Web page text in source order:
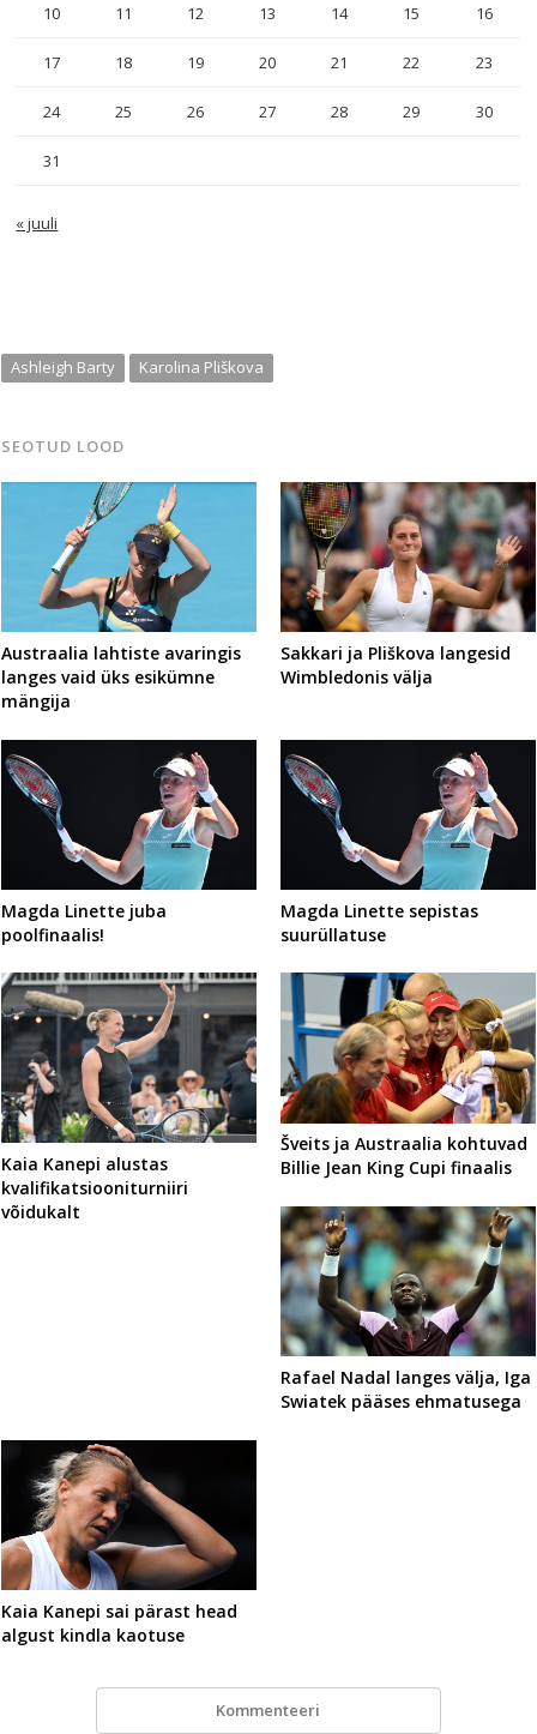
10 11 12 13 14 15 16
17 18 19 20 21 22 23
24 25 26 27 28 29 30
31
« juuli
Ashleigh Barty Karolina Pliškova
SEOTUD LOOD
Austraalia lahtiste avaringis
langes vaid üks esikümne
mängija
Sakkari ja Pliškova langesid
Wimbledonis välja
Magda Linette juba
poolfinaalis!
Magda Linette sepistas
suurüllatuse
Kaia Kanepi alustas
kvalifikatsiooniturniiri
võidukalt
Šveits ja Austraalia kohtuvad
Billie Jean King Cupi finaalis
Rafael Nadal langes välja, Iga
Swiatek pääses ehmatusega
Kaia Kanepi sai pärast head
algust kindla kaotuse
Kommenteeri